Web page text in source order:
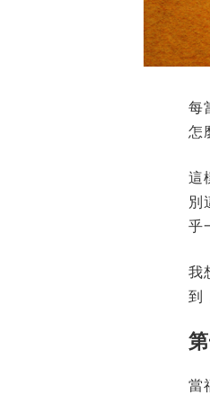
每
怎
這
別
乎
我
到
當